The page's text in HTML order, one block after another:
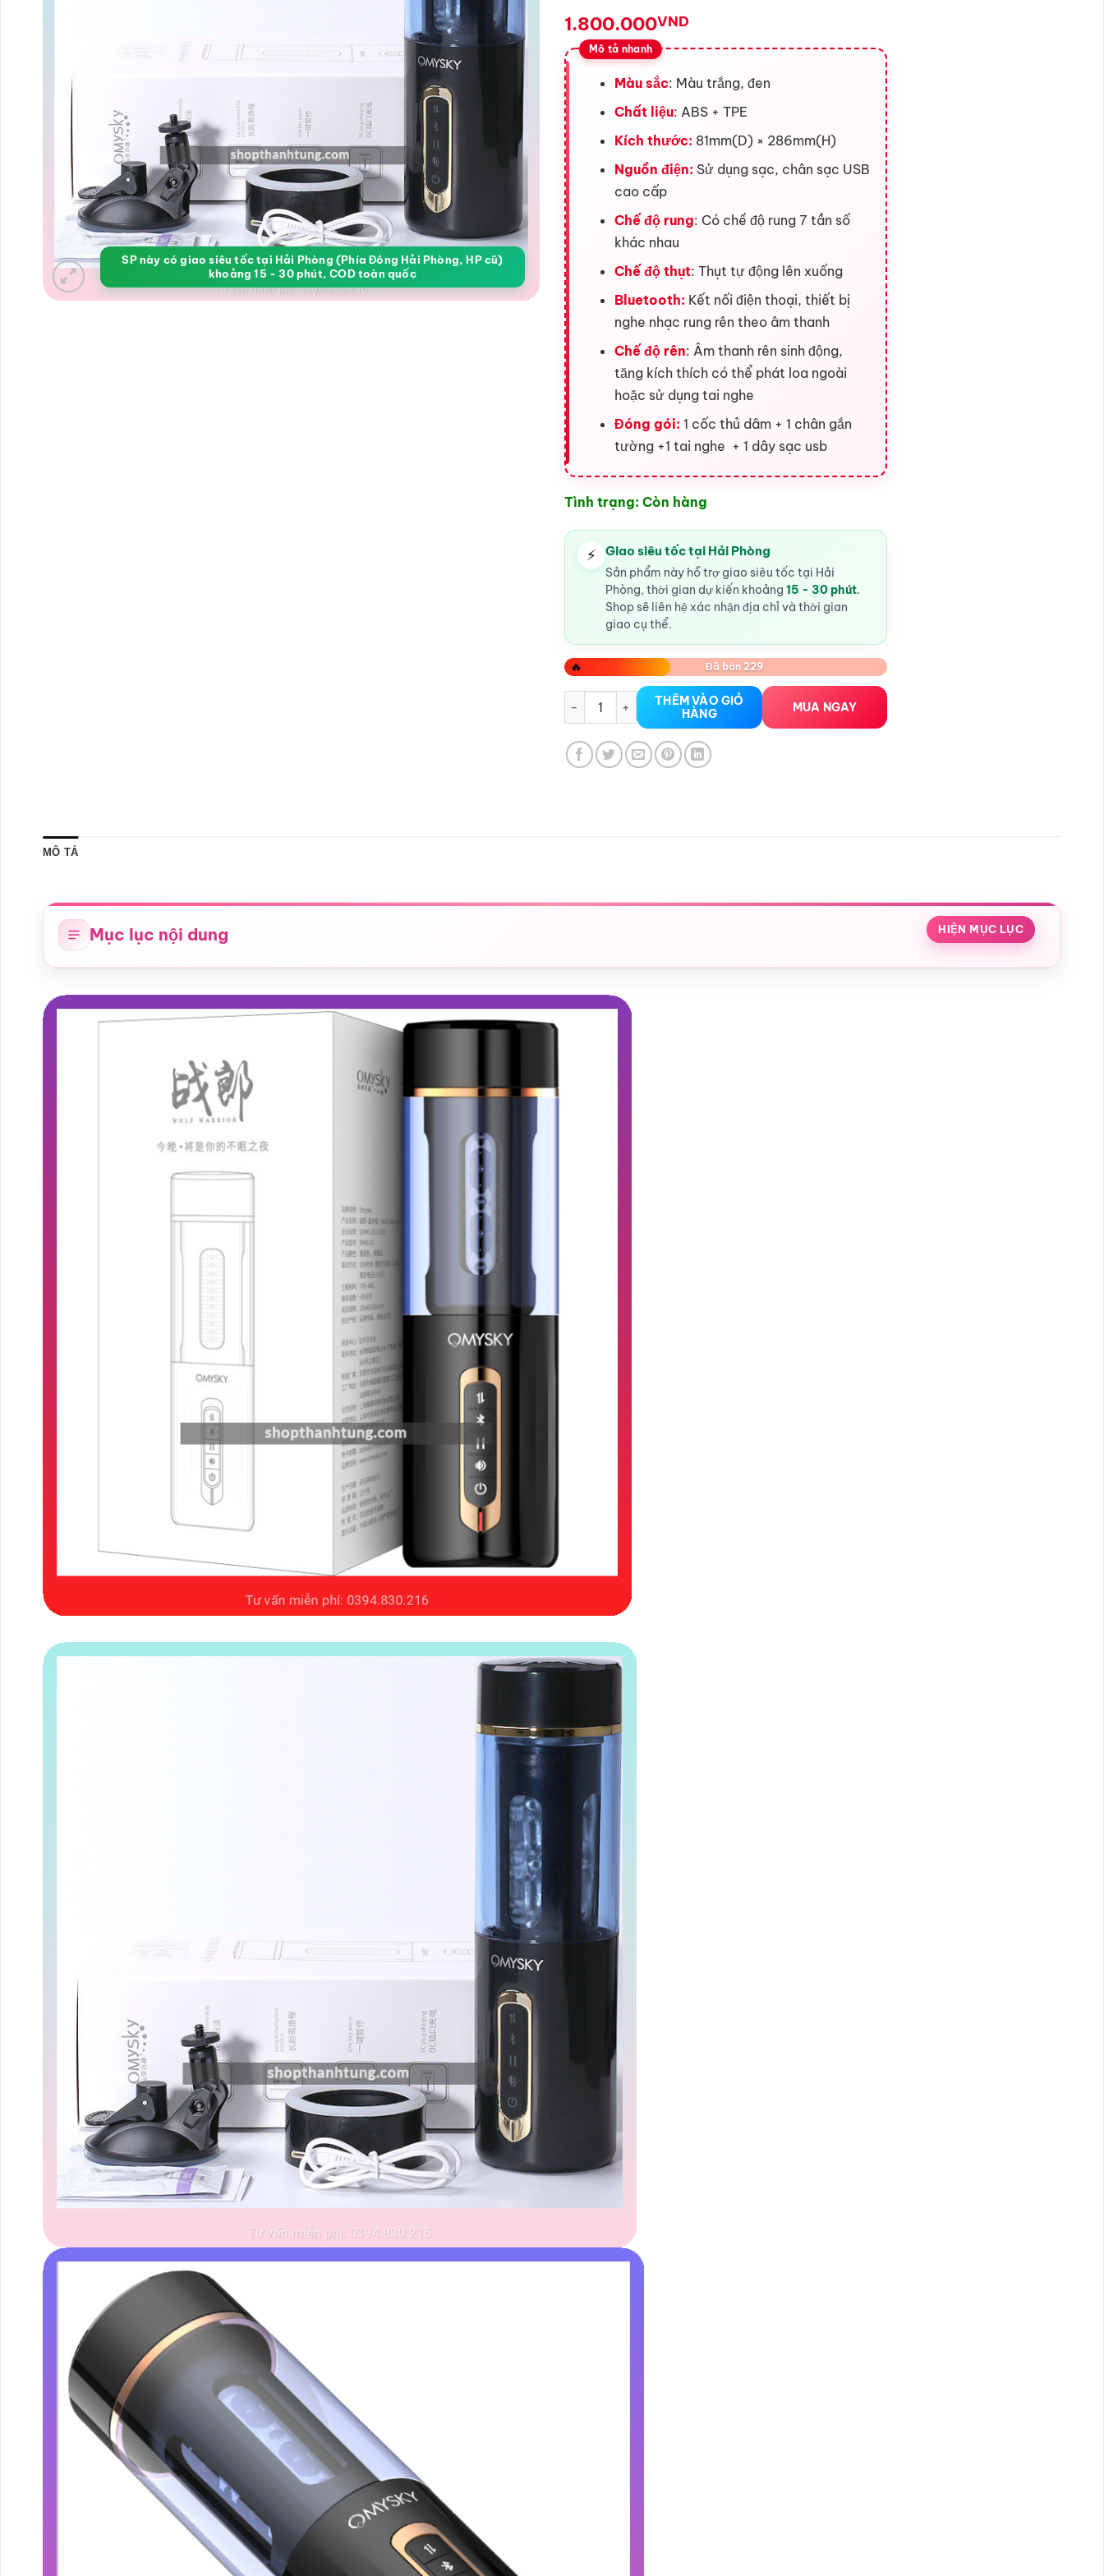
SP này có giao siêu tốc tại Hải Phòng (Phía Đông Hải Phòng, HP cũ)
khoảng 15 - 30 phút, COD toàn quốc
1.800.000VND
Màu sắc: Màu trắng, đen
Chất liệu: ABS + TPE
Kích thước: 81mm(D) × 286mm(H)
Nguồn điện: Sử dụng sạc, chân sạc USB
cao cấp
Chế độ rung: Có chế độ rung 7 tần số
khác nhau
Chế độ thụt: Thụt tự động lên xuống
Bluetooth: Kết nối điện thoại, thiết bị
nghe nhạc rung rên theo âm thanh
Chế độ rên: Âm thanh rên sinh động,
tăng kích thích có thể phát loa ngoài
hoặc sử dụng tai nghe
Đóng gói: 1 cốc thủ dâm + 1 chân gắn
tường +1 tai nghe + 1 dây sạc usb
Tình trạng: Còn hàng
⚡ Giao siêu tốc tại Hải Phòng
Sản phẩm này hỗ trợ giao siêu tốc tại Hải
Phòng, thời gian dự kiến khoảng 15 - 30 phút.
Shop sẽ liên hệ xác nhận địa chỉ và thời gian
giao cụ thể.
🔥 Đã bán 229
Cốc Thủ Dâm Omysky Hải Phòng – Tự động thụt – Rung – Rên – Bluetooth số lượng
THÊM VÀO GIỎ
HÀNG
MUA NGAY
MÔ TẢ
Mục lục nội dung HIỆN MỤC LỤC